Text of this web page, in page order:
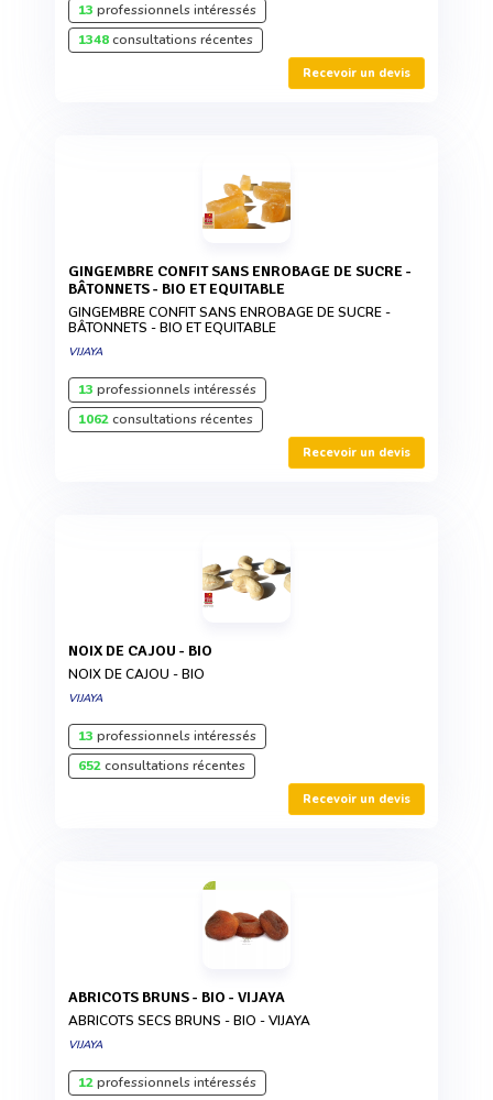
13 professionnels intéressés
1348consultations récentes
Recevoir un devis
GINGEMBRE CONFIT SANS ENROBAGE DE SUCRE -
BÂTONNETS - BIO ET EQUITABLE
GINGEMBRE CONFIT SANS ENROBAGE DE SUCRE -
BÂTONNETS - BIO ET EQUITABLE
VIJAYA
13 professionnels intéressés
1062consultations récentes
Recevoir un devis
NOIX DE CAJOU - BIO
NOIX DE CAJOU - BIO
VIJAYA
13 professionnels intéressés
652consultations récentes
Recevoir un devis
ABRICOTS BRUNS - BIO - VIJAYA
ABRICOTS SECS BRUNS - BIO - VIJAYA
VIJAYA
12professionnels intéressés